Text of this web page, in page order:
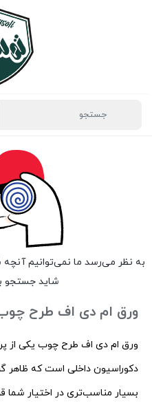
به نظر می‌رسد ما نمی‌توانیم آنچه
شاید جستجو
ورق ام دی اف طرح
ورق ام دی اف طرح چوب یکی از
دکوراسیون داخلی است که ظاهر
بسیار مناسب‌تری در اختیار شما